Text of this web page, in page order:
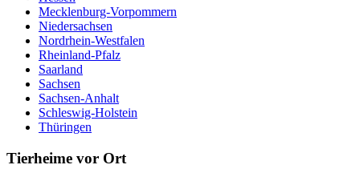
Mecklenburg-Vorpommern
Niedersachsen
Nordrhein-Westfalen
Rheinland-Pfalz
Saarland
Sachsen
Sachsen-Anhalt
Schleswig-Holstein
Thüringen
Tierheime vor Ort